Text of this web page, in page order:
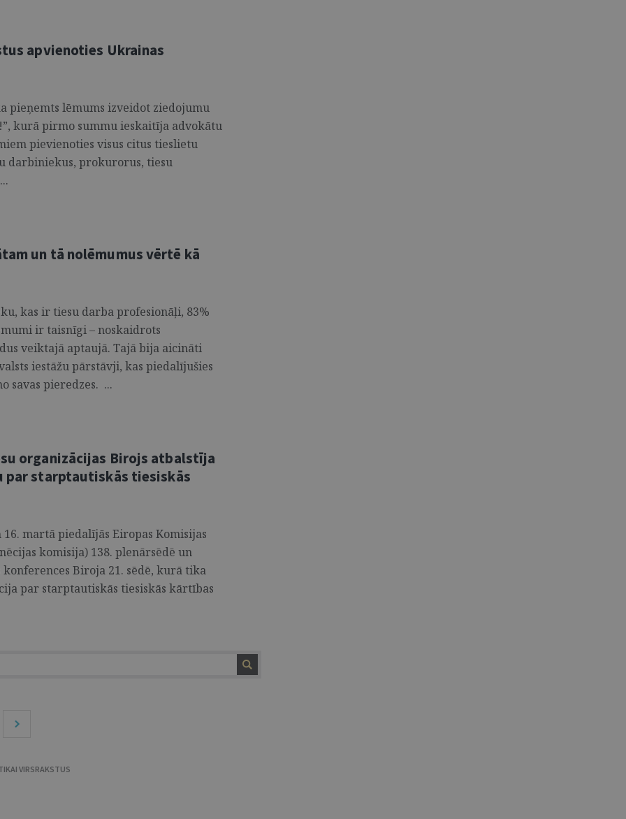
apvienoties Ukrainas
pieņemts lēmums izveidot ziedojumu
kurā pirmo summu ieskaitīja advokātu
pievienoties visus citus tieslietu
darbiniekus, prokurorus, tiesu
un tā nolēmumus vērtē kā
kas ir tiesu darba profesionāļi, 83%
ir taisnīgi – noskaidrots
veiktajā aptaujā. Tajā bija aicināti
iestāžu pārstāvji, kas piedalījušies
savas pieredzes. ...
organizācijas Birojs atbalstīja
par starptautiskās tiesiskās
martā piedalījās Eiropas Komisijas
komisija) 138. plenārsēdē un
Biroja 21. sēdē, kurā tika
par starptautiskās tiesiskās kārtības
VIRSRAKSTUS